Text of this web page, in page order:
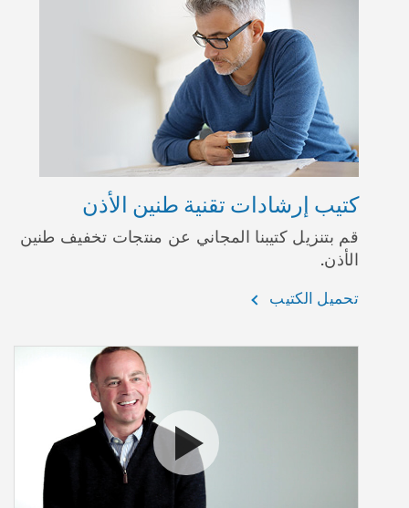
كتيب إرشادات تقنية طنين الأذن
قم بتنزيل كتيبنا المجاني عن منتجات تخفيف طنين
الأذن.
تحميل الكتيب
شاهد قصصهم المزيد من